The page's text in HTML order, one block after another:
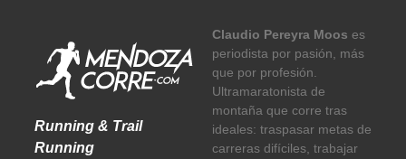
Running & Trail
Running
Claudio Pereyra Moos es
periodista por pasión, más
que por profesión.
Ultramaratonista de
montaña que corre tras
ideales: traspasar metas de
carreras difíciles, trabajar